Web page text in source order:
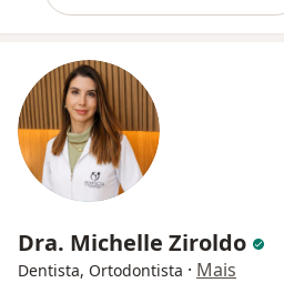
Dra. Michelle Ziroldo
Dentista, Ortodontista · Mais